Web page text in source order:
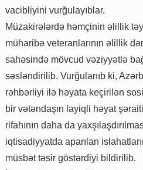
vacibliyini vurğulayıblar.
Müzakirələrdə həmçinin əlillik
müharibə veteranlarının əlillik
sahəsində mövcud vəziyyətlə
səsləndirilib. Vurğulanıb ki,
rəhbərliyi ilə həyata keçirilən
bir vətəndaşın layiqli həyat
rifahının daha da
iqtisadiyyatda aparılan
müsbət təsir göstərdiyi bildirilib.